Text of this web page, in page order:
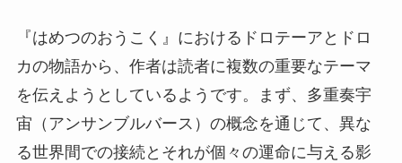
『はめつのおうこく』におけるドロテーアとドロ
カの物語から、作者は読者に複数の重要なテーマ
を伝えようとしているようです。まず、多重奏宇
宙（アンサンブルバース）の概念を通じて、異な
る世界間での接続とそれが個々の運命に与える影